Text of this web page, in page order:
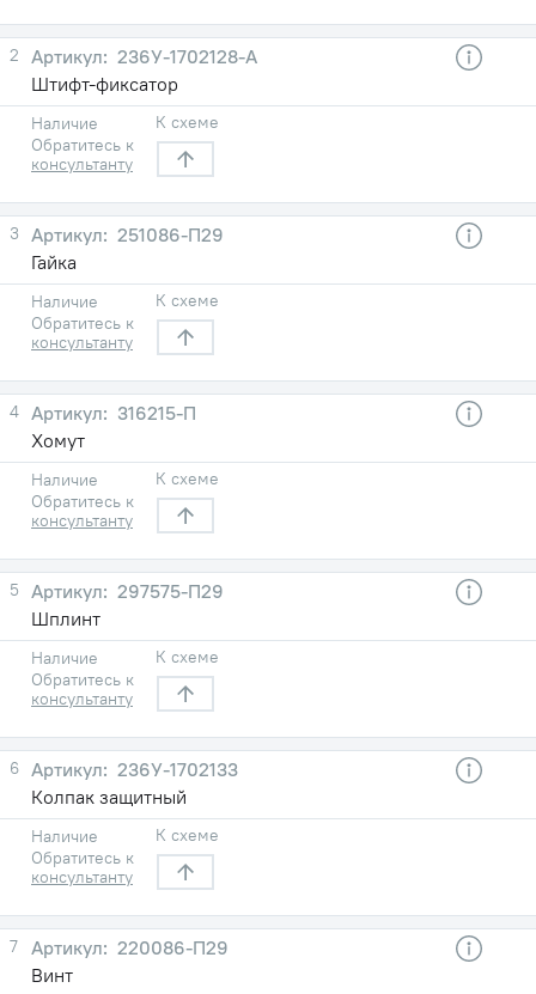
2
236У-1702128-А
Штифт-фиксатор
Наличие
Обратитесь к
консультанту
К схеме
3
251086-П29
Гайка
Наличие
Обратитесь к
консультанту
К схеме
4
316215-П
Хомут
Наличие
Обратитесь к
консультанту
К схеме
5
297575-П29
Шплинт
Наличие
Обратитесь к
консультанту
К схеме
6
236У-1702133
Колпак защитный
Наличие
Обратитесь к
консультанту
К схеме
7
220086-П29
Винт